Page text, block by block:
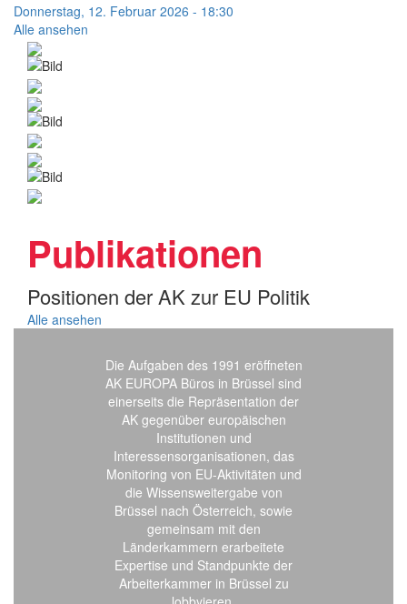
Donnerstag, 12. Februar 2026 - 18:30
Alle ansehen
Publikationen
Positionen der AK zur EU Politik
Alle ansehen
Die Aufgaben des 1991 eröffneten
AK EUROPA Büros in Brüssel sind
einerseits die Repräsentation der
AK gegenüber europäischen
Institutionen und
Interessensorganisationen, das
Monitoring von EU-Aktivitäten und
die Wissensweitergabe von
Brüssel nach Österreich, sowie
gemeinsam mit den
Länderkammern erarbeitete
Expertise und Standpunkte der
Arbeiterkammer in Brüssel zu